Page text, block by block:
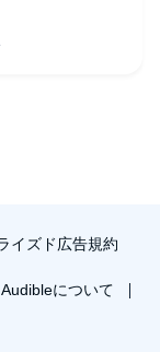
イズド広告規約
について